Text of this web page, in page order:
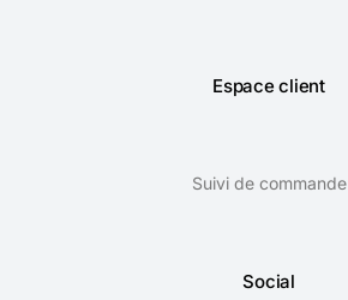
Espace client
Suivi de commande
Social